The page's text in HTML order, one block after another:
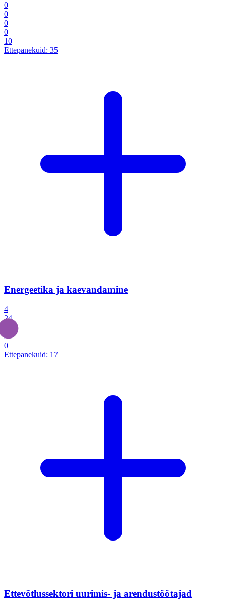
0
0
0
0
10
Ettepanekuid: 35
Energeetika ja kaevandamine
4
24
3
0
Ettepanekuid: 17
Ettevõtlussektori uurimis- ja arendustöötajad